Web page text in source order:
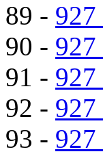
89 - 927
90 - 927
91 - 927
92 - 927
93 - 927